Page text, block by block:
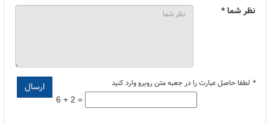
نظر شما *
* لطفا حاصل عبارت را در جعبه متن روبرو وارد کنید
6 + 2 =